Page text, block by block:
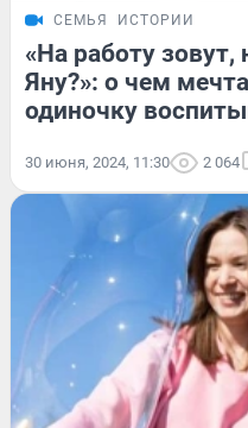
СЕМЬЯ ИСТОРИИ
«На работу
Яну?»: о чем
одиночку
30 июня, 2024, 11:30 2 064